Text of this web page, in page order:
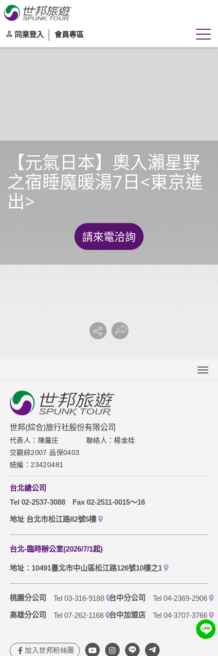
同業登入 會員專區
【元氣日本】奧入瀨星野
之宿睡魔暖湯7日<東京進
出>
請來電洽詢
新聞中心
聯絡我們
下載專區
網站導覽
取消訂單說明
隱私權保護政策
世邦(綜合)旅行社股份有限公司
代表人：陳屬庄
聯絡人：楊金桂
交觀綜2007 品保0403
統編：23420481
台北總公司
Tel 02-2537-3088
Fax 02-2511-0015～16
地址 台北市松江路82號5樓
台北-臨時辦公室(2026/7/1起)
地址：10491臺北市中山區松江路126號10樓之1
桃園分公司 Tel 03-316-9188 台中分公司
Tel 04-2369-2906
高雄分公司
Tel 07-262-1168 台中加盟店 Tel 04-3707-3766